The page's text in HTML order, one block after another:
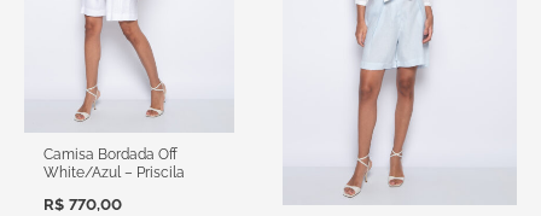
Camisa Bordada Off
White/Azul – Priscila
R$ 770,00